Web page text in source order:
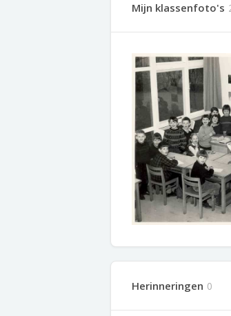
Mijn klassenfoto's
Herinneringen 0